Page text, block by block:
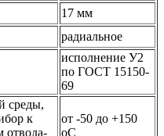
17 мм
радиальное
исполнение У2
по ГОСТ 15150-
69
среды,
к
отвода-
от -50 до +150
оС